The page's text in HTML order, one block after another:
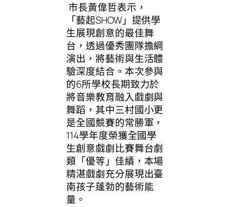
市長黃偉哲表示，
「藝起SHOW」提供學
生展現創意的最佳舞
台，透過優秀團隊擔綱
演出，將藝術與生活體
驗深度結合。本次參與
的6所學校長期致力於
將音樂教育融入戲劇與
舞蹈，其中三村國小更
是全國競賽的常勝軍，
114學年度榮獲全國學
生創意戲劇比賽舞台劇
類「優等」佳績，本場
精湛戲劇充分展現出臺
南孩子蓬勃的藝術能
量。